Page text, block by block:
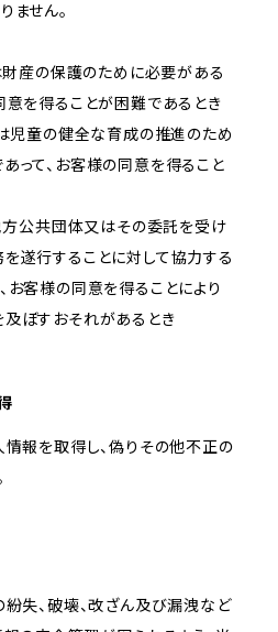
ません。
財産の保護のために必要がある
意を得ることが困難であるとき
児童の健全な育成の推進のため
って、お客様の同意を得ること
方公共団体又はその委託を受け
遂行することに対して協力する
お客様の同意を得ることにより
ぼすおそれがあるとき
情報を取得し、偽りその他不正の
紛失、破壊、改ざん及び漏洩など